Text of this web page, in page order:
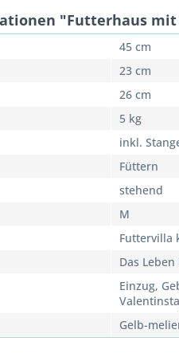
"Futterhaus mit
45 cm
23 cm
26 cm
5 kg
inkl.
Füttern
stehend
M
Futtervilla
Das
Einzug,
Gelb-